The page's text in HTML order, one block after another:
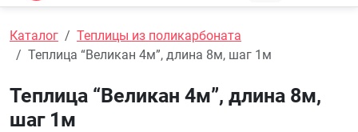
Каталог
Теплицы из поликарбоната
Теплица “Великан 4м”, длина 8м, шаг 1м
Теплица “Великан 4м”, длина 8м,
шаг 1м